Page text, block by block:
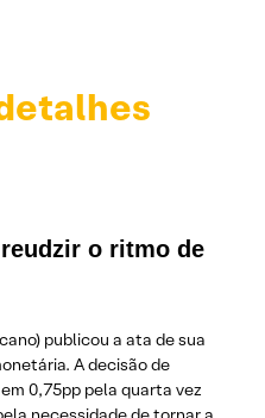
o ritmo de
publicou a ata de sua
A decisão de
0,75pp pela quarta vez